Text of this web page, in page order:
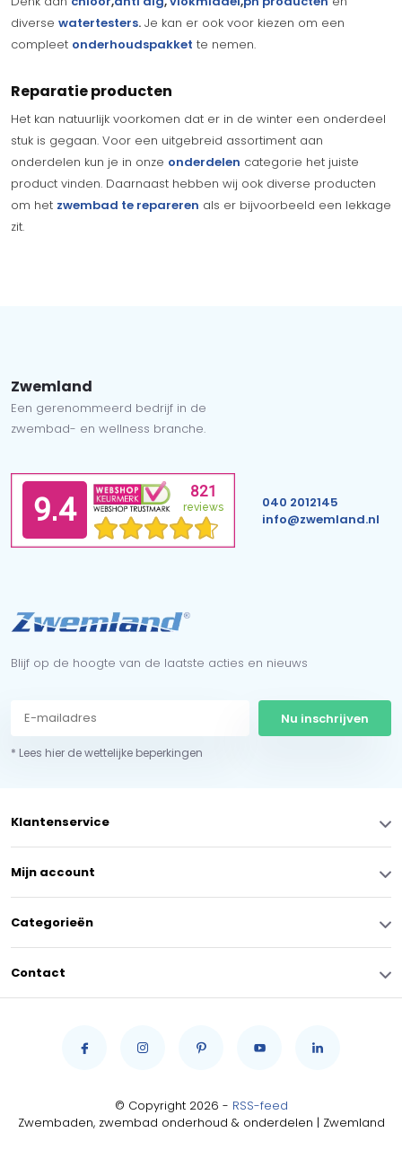
diverse watertesters. Je kan er ook voor kiezen om een
compleet onderhoudspakket te nemen.
Reparatie producten
Het kan natuurlijk voorkomen dat er in de winter een onderdeel
stuk is gegaan. Voor een uitgebreid assortiment aan
onderdelen kun je in onze onderdelen categorie het juiste
product vinden. Daarnaast hebben wij ook diverse producten
om het zwembad te repareren als er bijvoorbeeld een lekkage
zit.
Zwemland
Een gerenommeerd bedrijf in de
zwembad- en wellness branche.
040 2012145
info@zwemland.nl
Blijf op de hoogte van de laatste acties en nieuws
Nu inschrijven
* Lees hier de wettelijke beperkingen
Klantenservice
Mijn account
Categorieën
Contact
© Copyright 2026 - RSS-feed
Zwembaden, zwembad onderhoud & onderdelen | Zwemland